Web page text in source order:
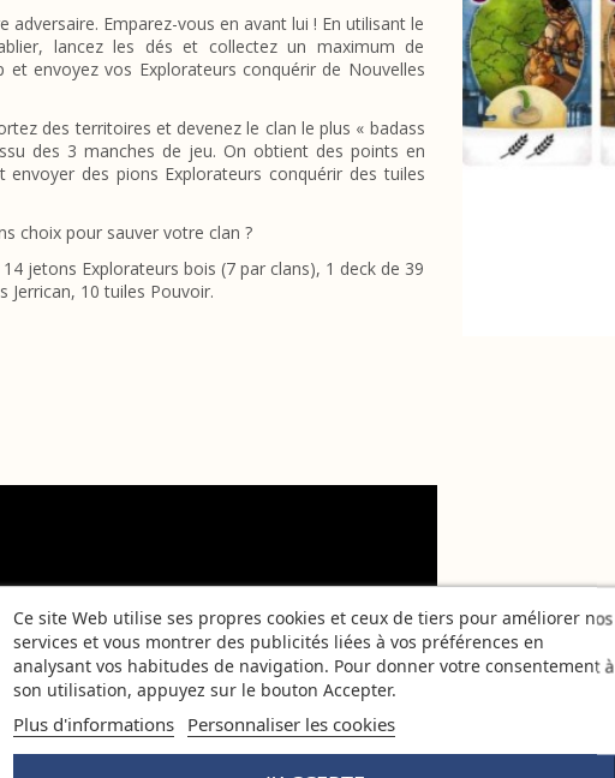
Emparez-vous en avant lui ! En utilisant le
lancez les dés et collectez un maximum de
envoyez vos Explorateurs conquérir de Nouvelles
des territoires et devenez le clan le plus « badass
des 3 manches de jeu. On obtient des points en
des pions Explorateurs conquérir des tuiles
choix pour sauver votre clan ?
jetons Explorateurs bois (7 par clans), 1 deck de 39
Jerrican, 10 tuiles Pouvoir.
Ce site Web utilise ses propres cookies et ceux de tiers pour améliorer nos
services et vous montrer des publicités liées à vos préférences en
analysant vos habitudes de navigation. Pour donner votre consentement à
son utilisation, appuyez sur le bouton Accepter.
Plus d'informations Personnaliser les cookies